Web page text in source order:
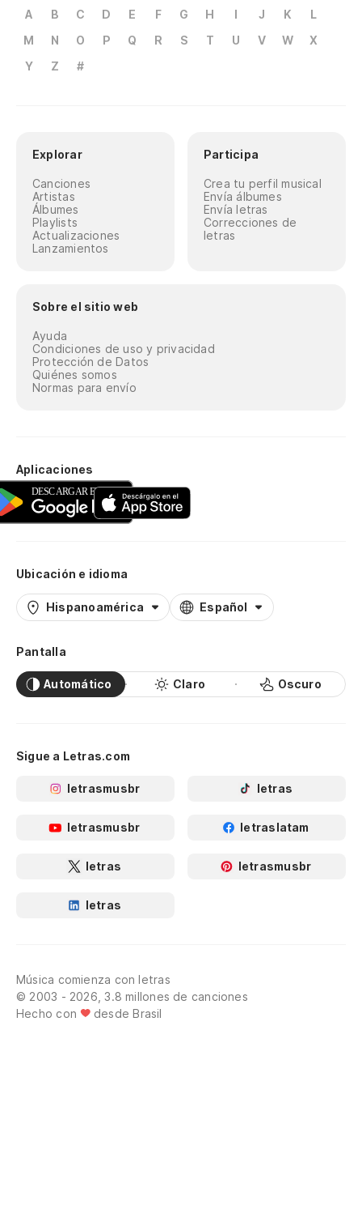
A B C D E F G H I J K
L
M
N O P Q R S T U V W
X
Y
Z #
Explorar
Canciones
Artistas
Álbumes
Playlists
Actualizaciones
Lanzamientos
Participa
Crea tu perfil musical
Envía álbumes
Envía letras
Correcciones de
letras
Sobre el sitio web
Ayuda
Condiciones de uso y privacidad
Protección de Datos
Quiénes somos
Normas para envío
Aplicaciones
Ubicación e idioma
Hispanoamérica Español
Pantalla
Automático Claro Oscuro
Sigue a Letras.com
letrasmusbr letras
letrasmusbr letraslatam
letras letrasmusbr
letras
Música comienza con letras
© 2003 - 2026, 3.8 millones de canciones
Hecho con
desde Brasil